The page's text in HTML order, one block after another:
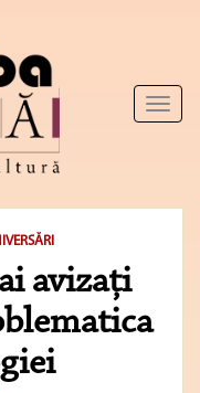
Toggle
avizaţi